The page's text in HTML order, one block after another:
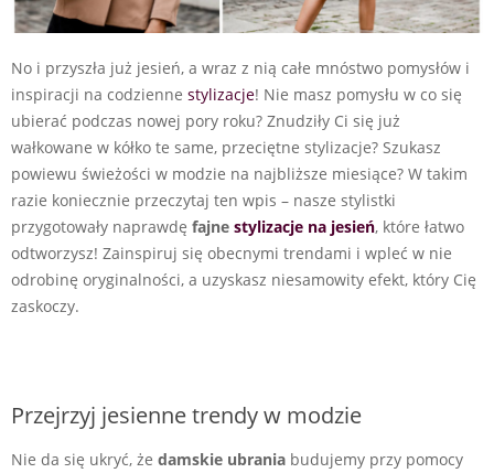
No i przyszła już jesień, a wraz z nią całe mnóstwo pomysłów i
inspiracji na codzienne stylizacje! Nie masz pomysłu w co się
ubierać podczas nowej pory roku? Znudziły Ci się już
wałkowane w kółko te same, przeciętne stylizacje? Szukasz
powiewu świeżości w modzie na najbliższe miesiące? W takim
razie koniecznie przeczytaj ten wpis – nasze stylistki
przygotowały naprawdę fajne stylizacje na jesień, które łatwo
odtworzysz! Zainspiruj się obecnymi trendami i wpleć w nie
odrobinę oryginalności, a uzyskasz niesamowity efekt, który Cię
zaskoczy.
Przejrzyj jesienne trendy w modzie
Nie da się ukryć, że damskie ubrania budujemy przy pomocy